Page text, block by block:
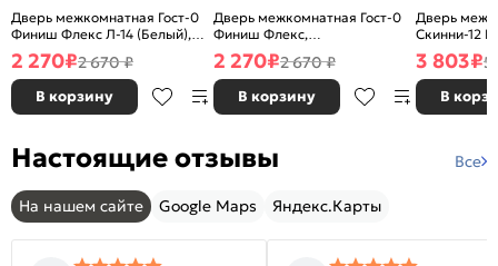
Дверь межкомнатная Гост-0
Финиш Флекс Л-14 (Белый),
глухая, каркасно-щитовая
2 270₽2 670 ₽
В корзину
Дверь межкомнатная Гост-0
Финиш Флекс,
Ламинированные Л-11
(ИталОрех), глухая, каркасно-
щитовая
2 270₽2 670 ₽
В корзину
Дверь
Скинни-12
глухая,
3 803₽5
В
Настоящие отзывы Все
На нашем сайте Google Maps Яндекс.Карты